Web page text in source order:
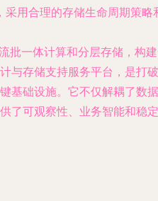
采用合理的存储生命周期策略
批一体计算和分层存储，构
与存储支持服务平台，是打破
基础设施。它不仅解耦了数据
了可观察性、业务智能和稳定